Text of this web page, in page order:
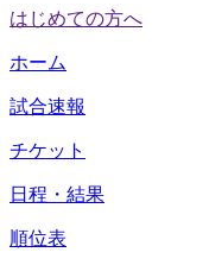
はじめての方へ
ホーム
試合速報
チケット
日程・結果
順位表